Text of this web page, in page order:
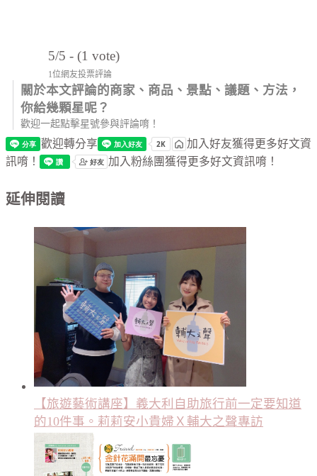
5/5 - (1 vote)
1位網友投票評論
關於本文評論的商家、商品、景點、議題、方法，
你給幾顆星呢？
歡迎一起點擊星號參與評論唷！
歡迎轉分享
加入好友獲得更多好文資
訊唷！
加入粉絲團獲得更多好文資訊唷！
延伸閱讀
【旅遊藝術講座】義大利自助旅行前一定要知道
的10件事。莉莉安小貴婦Ｘ輔大之聲專訪